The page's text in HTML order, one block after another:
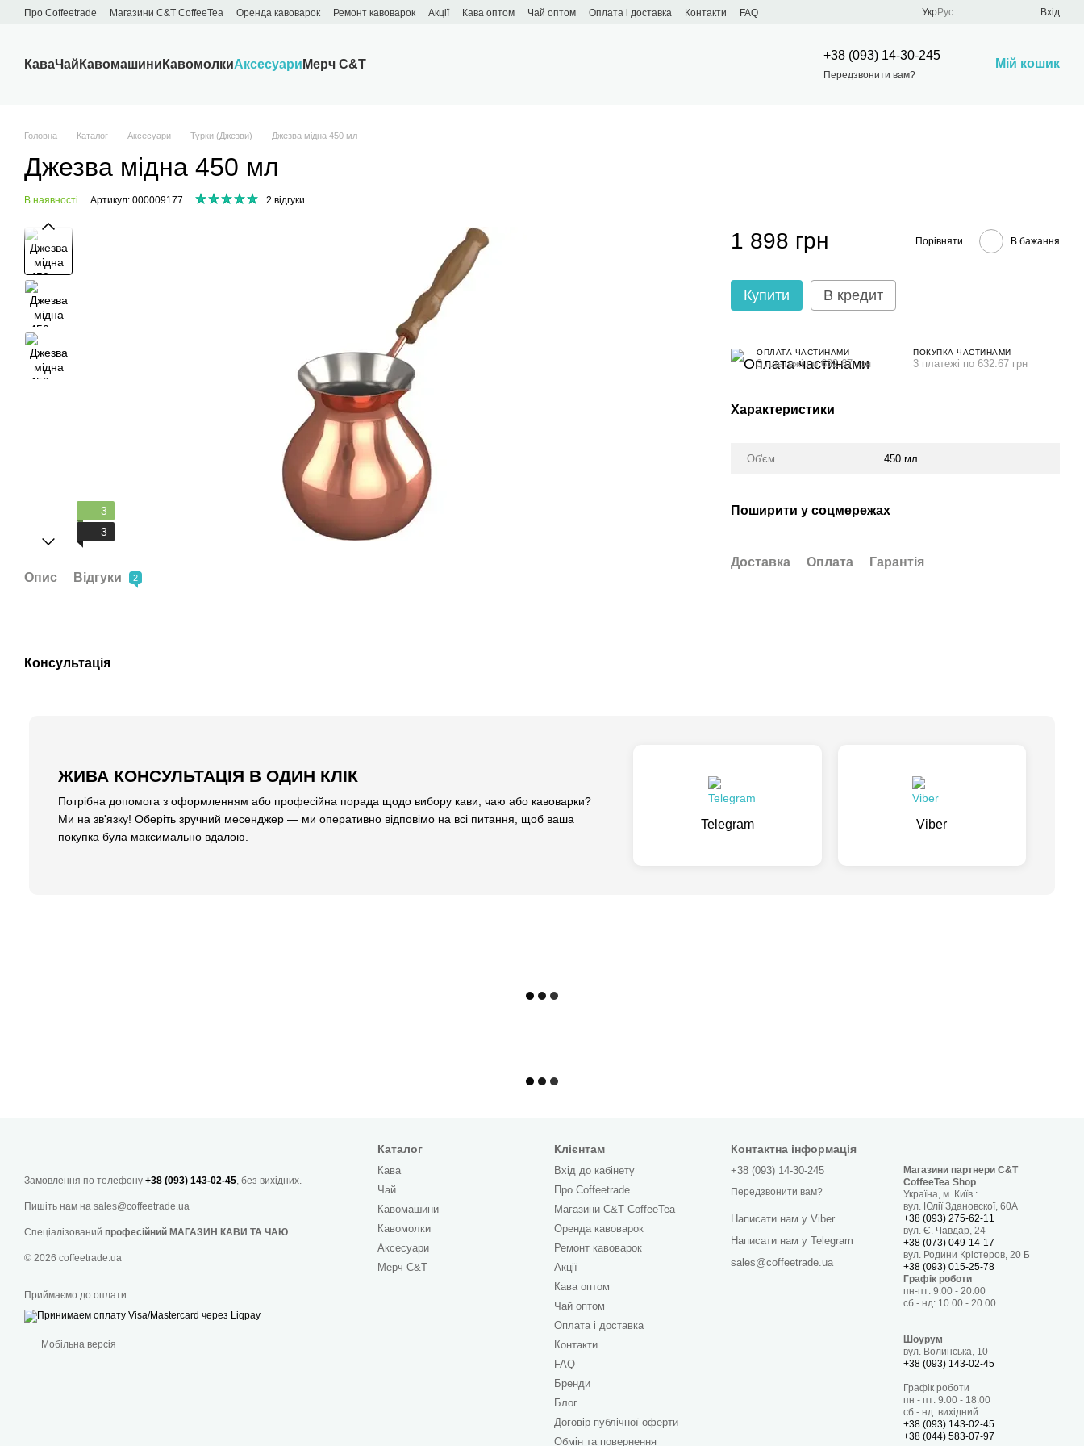
Перейти до основного контенту
Про Сoffeetrade Магазини C&T CoffeeTea Оренда кавоварок Ремонт кавоварок Акції Кава оптом Чай оптом Оплата і доставка Контакти
FAQ
УкрРус Вхід
КаваЧай Кавомашини КавомолкиАксесуари Мерч C&T
+38 (093) 14-30-245
Передзвонити вам?
Мій кошик
Головна Каталог Аксесуари Турки (Джезви) Джезва мiдна 450 мл
Джезва мiдна 450 мл
В наявності Артикул: 000009177 2 відгуки
3
3
Опис Відгуки 2
1 898 грн Порівняти В бажання
Купити В кредит
ОПЛАТА ЧАСТИНАМИ
3 платежі по 632.67 грн
ПОКУПКА ЧАСТИНАМИ
3 платежі по 632.67 грн
Характеристики
Об'єм 450 мл
Поширити у соцмережах
Доставка Оплата Гарантія
Консультація
ЖИВА КОНСУЛЬТАЦІЯ В ОДИН КЛІК
Потрібна допомога з оформленням або професійна порада щодо вибору кави, чаю або кавоварки?
Ми на зв'язку! Оберіть зручний месенджер — ми оперативно відповімо на всі питання, щоб ваша
покупка була максимально вдалою.
Telegram Viber
Замовлення по телефону +38 (093) 143-02-45, без вихідних.
Пишіть нам на sales@coffeetrade.ua
Спеціалізований професійний МАГАЗИН КАВИ ТА ЧАЮ
© 2026 coffeetrade.ua
Приймаємо до оплати
Мобільна версія
Каталог
Кава
Чай
Кавомашини
Кавомолки
Аксесуари
Мерч C&T
Клієнтам
Вхід до кабінету
Про Сoffeetrade
Магазини C&T CoffeeTea
Оренда кавоварок
Ремонт кавоварок
Акції
Кава оптом
Чай оптом
Оплата і доставка
Контакти
FAQ
Бренди
Блог
Договір публічної оферти
Обмін та повернення
Контактна інформація
+38 (093) 14-30-245
Передзвонити вам?
Написати нам у Viber
Написати нам у Telegram
sales@coffeetrade.ua
Магазини партнери C&T
CoffeeTea Shop
Україна, м. Київ :
вул. Юлії Здановскої, 60А
+38 (093) 275-62-11
вул. Є. Чавдар, 24
+38 (073) 049-14-17
вул. Родини Крістеров, 20 Б
+38 (093) 015-25-78
Графік роботи
пн-пт: 9.00 - 20.00
сб - нд: 10.00 - 20.00
Шоурум
вул. Волинська, 10
+38 (093) 143-02-45
Графік роботи
пн - пт: 9.00 - 18.00
сб - нд: вихідний
+38 (093) 143-02-45
+38 (044) 583-07-97